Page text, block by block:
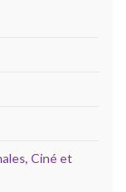
Ciné et